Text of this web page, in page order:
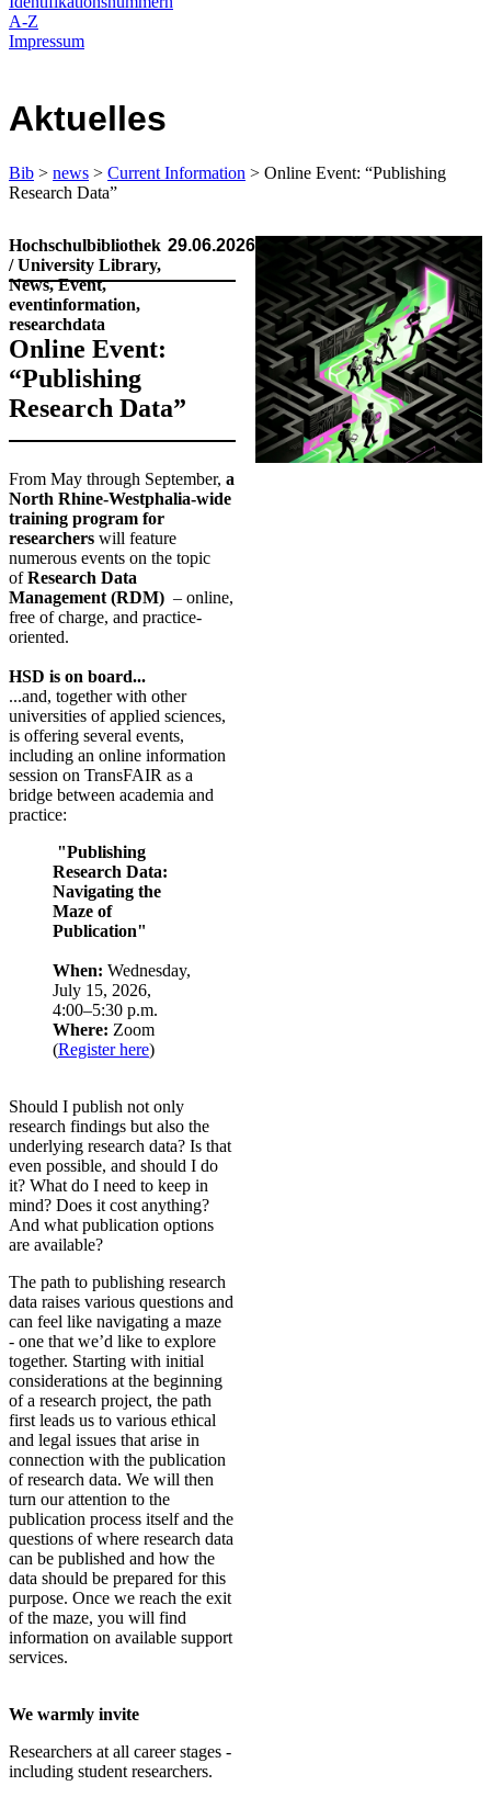
A-Z
Impressum
Aktuelles
Bib > news > Current Information > Online Event: “Publishing
Research Data”
Hochschulbibliothek
/ University Library,
News, Event,
eventinformation,
researchdata
29.06.2026
Online Event:
“Publishing
Research Data”
From May through September, a
North Rhine-Westphalia-wide
training program for
researchers will feature
numerous events on the topic
ofResearch Data
Management (RDM) – online,
free of charge, and practice-
oriented.
HSD is on board...
...and, together with other
universities of applied sciences,
is offering several events,
including an online information
session on TransFAIR as a
bridge between academia and
practice:
"Publishing
Research Data:
Navigating the
Maze of
Publication"
When: Wednesday,
July 15, 2026,
4:00–5:30 p.m.
Where: Zoom
(Register here)
Should I publish not only
research findings but also the
underlying research data? Is that
even possible, and should I do
it? What do I need to keep in
mind? Does it cost anything?
And what publication options
are available?
The path to publishing research
data raises various questions and
can feel like navigating a maze
- one that we’d like to explore
together. Starting with initial
considerations at the beginning
of a research project, the path
first leads us to various ethical
and legal issues that arise in
connection with the publication
of research data. We will then
turn our attention to the
publication process itself and the
questions of where research data
can be published and how the
data should be prepared for this
purpose. Once we reach the exit
of the maze, you will find
information on available support
services.
We warmly invite
Researchers at all career stages -
including student researchers.